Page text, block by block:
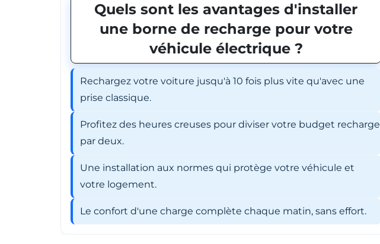
Quels sont les avantages d'installer
une borne de recharge pour votre
véhicule électrique ?
Rechargez votre voiture jusqu'à 10 fois plus vite qu'avec une
prise classique.
Profitez des heures creuses pour diviser votre budget recharge
par deux.
Une installation aux normes qui protège votre véhicule et
votre logement.
Le confort d'une charge complète chaque matin, sans effort.